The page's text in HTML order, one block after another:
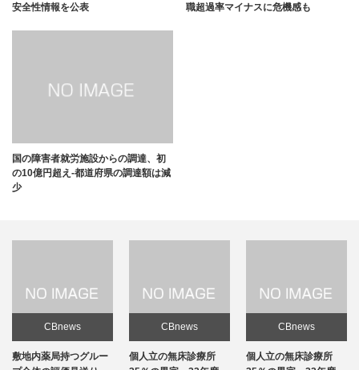
安全性情報を公表
職超過率マイナスに危機感も
国の障害者就労施設からの調達、初
の10億円超え-都道府県の調達額は減
少
CBnews
敷地内薬局持つグルー
CBnews
個人立の無床診療所
CBnews
個人立の無床診療所